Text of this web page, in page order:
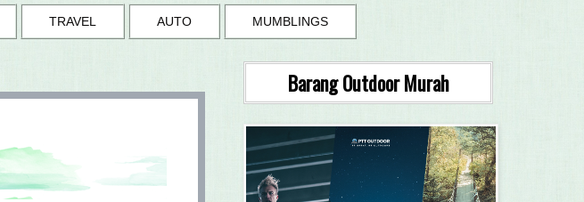
TRAVEL AUTO MUMBLINGS
Barang Outdoor Murah